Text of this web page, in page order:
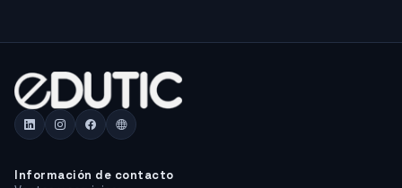
Información de contacto